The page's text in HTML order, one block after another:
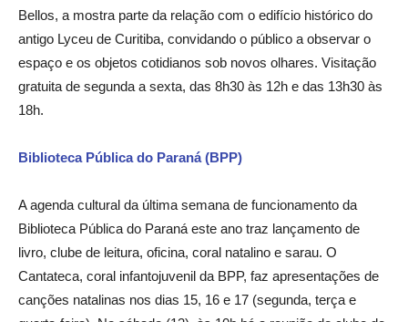
Bellos, a mostra parte da relação com o edifício histórico do
antigo Lyceu de Curitiba, convidando o público a observar o
espaço e os objetos cotidianos sob novos olhares. Visitação
gratuita de segunda a sexta, das 8h30 às 12h e das 13h30 às
18h.
Biblioteca Pública do Paraná (BPP)
A agenda cultural da última semana de funcionamento da
Biblioteca Pública do Paraná este ano traz lançamento de
livro, clube de leitura, oficina, coral natalino e sarau. O
Cantateca, coral infantojuvenil da BPP, faz apresentações de
canções natalinas nos dias 15, 16 e 17 (segunda, terça e